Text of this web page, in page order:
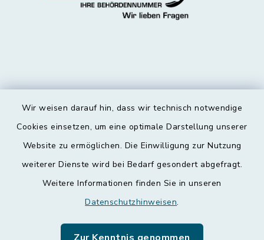
Wir weisen darauf hin, dass wir technisch notwendige
Cookies einsetzen, um eine optimale Darstellung unserer
Website zu ermöglichen. Die Einwilligung zur Nutzung
weiterer Dienste wird bei Bedarf gesondert abgefragt.
Weitere Informationen finden Sie in unseren
Datenschutzhinweisen.
Kontakt
Datenschutz